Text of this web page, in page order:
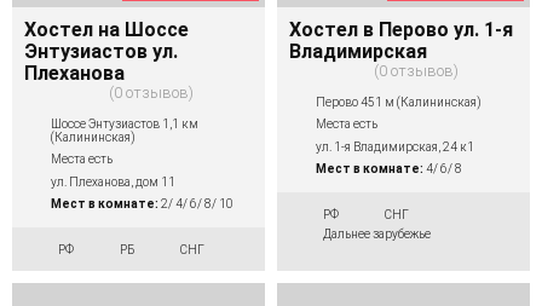
Хостел на Шоссе
Энтузиастов ул.
Плеханова
0 отзывов
Шоссе Энтузиастов 1,1 км
(Калининская)
Места есть
ул. Плеханова, дом 11
Мест в комнате: 2/ 4/ 6/ 8/ 10
РФ РБ СНГ
Хостел в Перово ул. 1-я
Владимирская
0 отзывов
Перово 451 м (Калининская)
Места есть
ул. 1-я Владимирская, 24 к1
Мест в комнате: 4/ 6/ 8
РФ
СНГ
Дальнее зарубежье